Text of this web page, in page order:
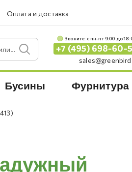
Оплата и доставка
Звоните: c пн-пт 9:00 до
+7 (495) 698-60-
Бусины Фурнитура